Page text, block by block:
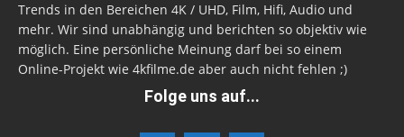
Trends in den Bereichen 4K / UHD, Film, Hifi, Audio und
mehr. Wir sind unabhängig und berichten so objektiv wie
möglich. Eine persönliche Meinung darf bei so einem
Online-Projekt wie 4kfilme.de aber auch nicht fehlen ;)
Folge uns auf...